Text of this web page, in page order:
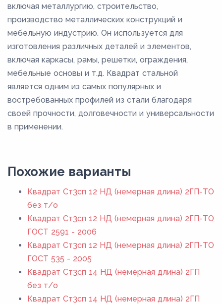
включая металлургию, строительство,
производство металлических конструкций и
мебельную индустрию. Он используется для
изготовления различных деталей и элементов,
включая каркасы, рамы, решетки, ограждения,
мебельные основы и т.д. Квадрат стальной
является одним из самых популярных и
востребованных профилей из стали благодаря
своей прочности, долговечности и универсальности
в применении.
Похожие варианты
Квадрат Ст3сп 12 НД (немерная длина) 2ГП-ТО
без т/о
Квадрат Ст3сп 12 НД (немерная длина) 2ГП-ТО
ГОСТ 2591 - 2006
Квадрат Ст3сп 12 НД (немерная длина) 2ГП-ТО
ГОСТ 535 - 2005
Квадрат Ст3сп 14 НД (немерная длина) 2ГП
без т/о
Квадрат Ст3сп 14 НД (немерная длина) 2ГП